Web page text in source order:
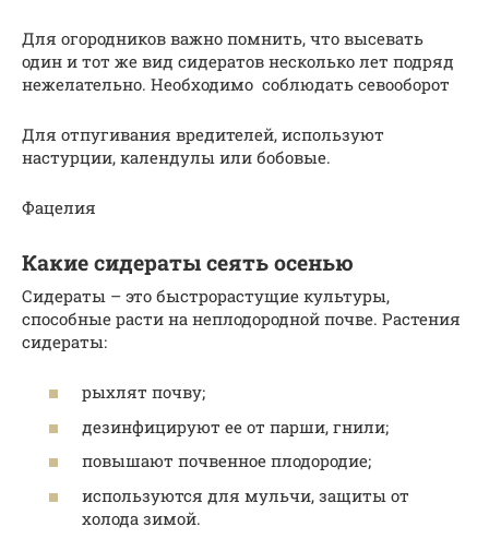
Для огородников важно помнить, что высевать
один и тот же вид сидератов несколько лет подряд
нежелательно. Необходимо соблюдать севооборот
Для отпугивания вредителей, используют
настурции, календулы или бобовые.
Фацелия
Какие сидераты сеять осенью
Сидераты – это быстрорастущие культуры,
способные расти на неплодородной почве. Растения
сидераты:
рыхлят почву;
дезинфицируют ее от парши, гнили;
повышают почвенное плодородие;
используются для мульчи, защиты от
холода зимой.